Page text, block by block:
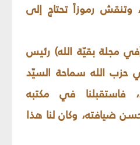
وتنقش رموزاً تحتاج إلى
مجلة بقيّة الله) رئيس
الله سماحة السيّد
فاستقبلنا في مكتبه
ضيافته، وكان لنا هذا